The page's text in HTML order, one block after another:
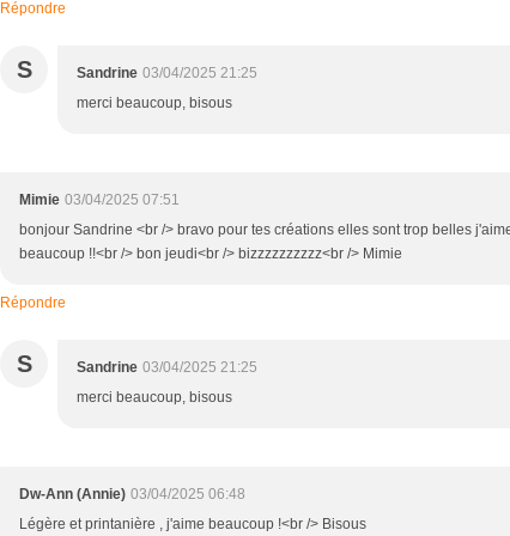
Répondre
S Sandrine 03/04/2025 21:25
merci beaucoup, bisous
Mimie 03/04/2025 07:51
bonjour Sandrine <br /> bravo pour tes créations elles sont trop belles
beaucoup !!<br /> bon jeudi<br /> bizzzzzzzzzz<br /> Mimie
Répondre
S Sandrine 03/04/2025 21:25
merci beaucoup, bisous
Dw-Ann (Annie) 03/04/2025 06:48
Légère et printanière , j'aime beaucoup !<br /> Bisous